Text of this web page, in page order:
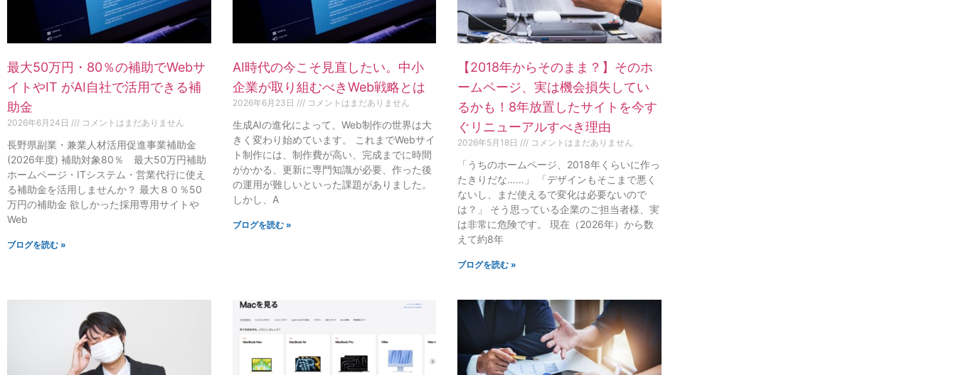
最大50万円・80％の補助でWebサ
イトやIT がAI自社で活用できる補
助金
2026年6月24日 コメントはまだありません
長野県副業・兼業人材活用促進事業補助金
(2026年度) 補助対象80％ 最大50万円補助
ホームページ・ITシステム・営業代行に使え
る補助金を活用しませんか？ 最大８０％50
万円の補助金 欲しかった採用専用サイトや
Web
ブログを読む »
AI時代の今こそ見直したい。中小
企業が取り組むべきWeb戦略とは
2026年6月23日 コメントはまだありません
生成AIの進化によって、Web制作の世界は大
きく変わり始めています。 これまでWebサイ
ト制作には、制作費が高い、完成までに時間
がかかる、更新に専門知識が必要、作った後
の運用が難しいといった課題がありました。
しかし、A
ブログを読む »
【2018年からそのまま？】そのホ
ームページ、実は機会損失してい
るかも！8年放置したサイトを今す
ぐリニューアルすべき理由
2026年5月18日 コメントはまだありません
「うちのホームページ、2018年くらいに作っ
たきりだな……」 「デザインもそこまで悪く
ないし、まだ使えるで変化は必要ないので
は？」 そう思っている企業のご担当者様、実
は非常に危険です。 現在（2026年）から数
えて約8年
ブログを読む »